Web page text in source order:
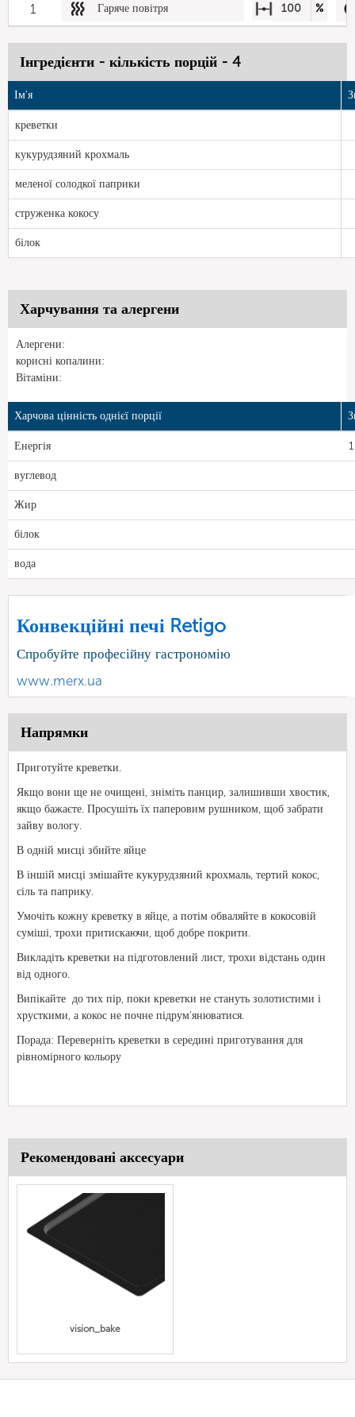
1 Гаряче повітря 100 %
Інгредієнти - кількість порцій - 4
Ім'я
креветки
кукурудзяний крохмаль
меленої солодкої паприки
струженка кокосу
білок
Харчування та алергени
Алергени:
корисні копалини:
Вітаміни:
Харчова цінність однієї порції
Енергія
вуглевод
Жир
білок
вода
Конвекційні печі Retigo
Спробуйте професійну гастрономію
www.merx.ua
Напрямки
Приготуйте креветки.
Якщо вони ще не очищені, зніміть панцир, залишивши хвостик,
якщо бажаєте. Просушіть їх паперовим рушником, щоб забрати
зайву вологу.
В одній мисці збийте яйце
В іншій мисці змішайте кукурудзяний крохмаль, тертий кокос,
сіль та паприку.
Умочіть кожну креветку в яйце, а потім обваляйте в кокосовій
суміші, трохи притискаючи, щоб добре покрити.
Викладіть креветки на підготовлений лист, трохи відстань один
від одного.
Випікайте до тих пір, поки креветки не стануть золотистими і
хрусткими, а кокос не почне підрум'янюватися.
Порада: Переверніть креветки в середині приготування для
рівномірного кольору
Рекомендовані аксесуари
vision_bake